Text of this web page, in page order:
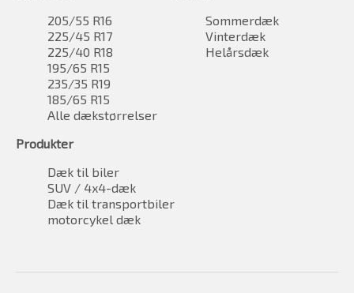
205/55 R16
225/45 R17
225/40 R18
195/65 R15
235/35 R19
185/65 R15
Alle dækstørrelser
Sommerdæk
Vinterdæk
Helårsdæk
Produkter
Dæk til biler
SUV / 4x4-dæk
Dæk til transportbiler
motorcykel dæk